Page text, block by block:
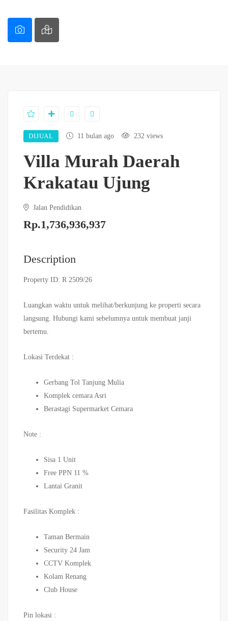
DIJUAL 11 bulan ago 232 views
Villa Murah Daerah
Krakatau Ujung
Jalan Pendidikan
Rp.1,736,936,937
Description
Property ID: R 2509/26
Luangkan waktu untuk melihat/berkunjung ke properti secara
langsung. Hubungi kami sebelumnya untuk membuat janji
bertemu.
Lokasi Terdekat :
Gerbang Tol Tanjung Mulia
Komplek cemara Asri
Berastagi Supermarket Cemara
Note :
Sisa 1 Unit
Free PPN 11 %
Lantai Granit
Fasilitas Komplek :
Taman Bermain
Security 24 Jam
CCTV Komplek
Kolam Renang
Club House
Pin lokasi :